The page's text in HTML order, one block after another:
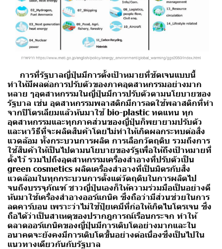
การที่รัฐบาลญี่ปุ่นมีการตั้งเป้าหมายที่ชัดเจนแบบนี้
ทำให้มีผลต่อการปรับตัวของภาคอุตสาหกรรมอย่างมาก
หลาย ๆอุตสาหกรรมในญี่ปุ่นมีการปรับตัวตามนโยบายของ
รัฐบาล เช่น อุตสาหกรรมพลาสติกมีการลดใช้พลาสติกที่ทำ
จากปิโตรเลียมแล้วหันมาใช้ bio-plastic ทดแทน ทุก
อุตสาหกรรมและทุกภาคส่วนของญี่ปุ่นก็พยายามปรับตัว
และหาวิธีที่จะผลิตสินค้าโดยไม่ทำให้เกิดผลกระทบต่อสิ่ง
แวดล้อม ทั้งกระบวนการผลิต การเลือกวัตถุดิบ รวมถึงการ
ใช้สินค้าให้เป็นไปตามนโยบายของรัฐเพื่อให้ถึงเป้าหมายที่
ตั้งไว้ รวมไปถึงอุตสาหกรรมเครื่องสำอางที่ปรับตัวเป็น
green cosmetics ผลิตเครื่องสำอางที่เป็นมิตรกับสิ่ง
แวดล้อมในทุกกระบวนการตั้งแต่วัตถุดิบในการผลิตไป
จนถึงบรรจุภัณฑ์ ชาวญี่ปุ่นเองก็ให้ความร่วมมือเป็นอย่างดี
หันมาใช้เครื่องสำอางออร์แกนิค ซึ่งถือว่ามีส่วนช่วยในการ
ลดคาร์บอน เพราะว่าไม่ใช้ปุ๋ยเคมีที่ก่อให้เกิดไนโตรเจน ซึ่ง
ถือได้ว่าเป็นสาเหตุของปรากฎการณ์เรือนกระจก ทำให้
ตลาดออร์แกนิคของญี่ปุ่นมีการเติบโตอย่างมากและใน
อนาคตจะยังคงมีการเติบโตขึ้นอย่างต่อเนื่องซึ่งเป็นไปใน
แนวทางเดียวกันกับรัฐบาล